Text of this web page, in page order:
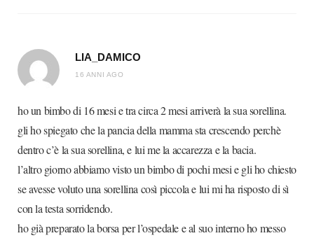
LIA_DAMICO
16 ANNI AGO
ho un bimbo di 16 mesi e tra circa 2 mesi arriverà la sua sorellina.
gli ho spiegato che la pancia della mamma sta crescendo perchè
dentro c’è la sua sorellina, e lui me la accarezza e la bacia.
l’altro giorno abbiamo visto un bimbo di pochi mesi e gli ho chiesto
se avesse voluto una sorellina così piccola e lui mi ha risposto di sì
con la testa sorridendo.
ho già preparato la borsa per l’ospedale e al suo interno ho messo